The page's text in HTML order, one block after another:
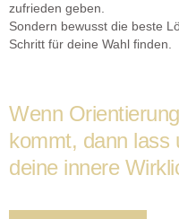
zufrieden geben.
Sondern bewusst die beste
Schritt für deine Wahl finden.
Wenn
kommt, dann lass
deine innere